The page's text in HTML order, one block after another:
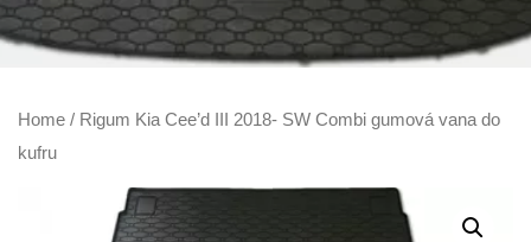
Home / Rigum Kia Cee’d III 2018- SW Combi gumová vana do
kufru